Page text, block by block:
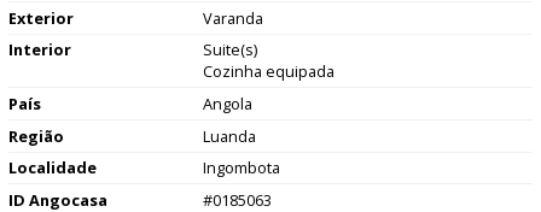
Exterior
Varanda
Interior
Suite(s)
Cozinha equipada
País
Angola
Região
Luanda
Localidade
Ingombota
ID Angocasa
#0185063